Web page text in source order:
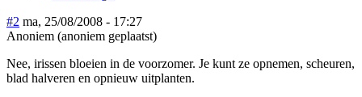
#2 ma, 25/08/2008 - 17:27
Anoniem (anoniem geplaatst)
Nee, irissen bloeien in de voorzomer. Je kunt ze opnemen, scheuren,
blad halveren en opnieuw uitplanten.